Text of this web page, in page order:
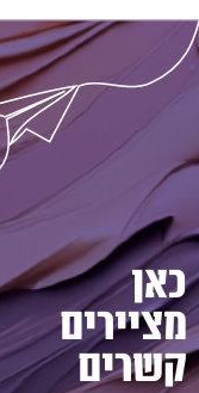
כאן
מציירים
קשרים